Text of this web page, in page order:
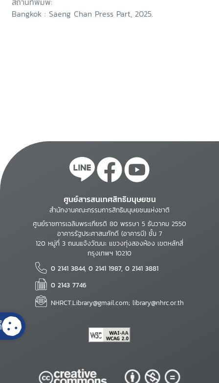
Bangkok : Saeng Chan Press Part, 2025.
ศูนย์สารสนเทศสิทธิมนุษยชน
สำนักงานคณะกรรมการสิทธิมนุษยชนแห่งชาติ
ศูนย์ราชการเฉลิมพระเกียรติ 80 พรรษา 5 ธันวาคม 2550
อาคารรัฐประศาสนภักดี (อาคารบี) ชั้น 7
120 หมู่ที่ 3 ถนนแจ้งวัฒนะ แขวงทุ่งสองห้อง เขตหลักสี่
กรุงเทพฯ 10210
0 2141 3844, 0 2141 1987, 0 2141 3881
0 2143 7746
NHRCT.Library@gmail.com; library@nhrc.or.th